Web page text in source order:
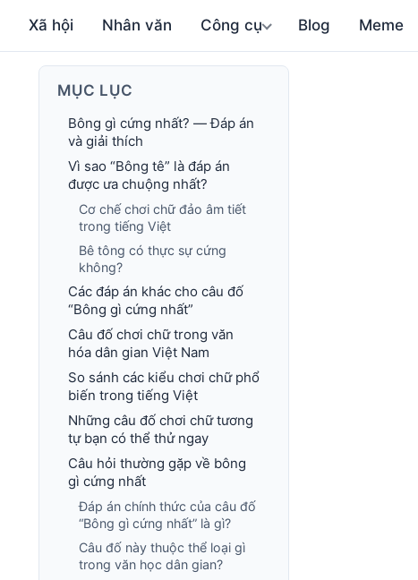
Xã hội Nhân văn Công cụ Blog Meme
MỤC LỤC
Bông gì cứng nhất? — Đáp án
và giải thích
Vì sao “Bông tê” là đáp án
được ưa chuộng nhất?
Cơ chế chơi chữ đảo âm tiết
trong tiếng Việt
Bê tông có thực sự cứng
không?
Các đáp án khác cho câu đố
“Bông gì cứng nhất”
Câu đố chơi chữ trong văn
hóa dân gian Việt Nam
So sánh các kiểu chơi chữ phổ
biến trong tiếng Việt
Những câu đố chơi chữ tương
tự bạn có thể thử ngay
Câu hỏi thường gặp về bông
gì cứng nhất
Đáp án chính thức của câu đố
“Bông gì cứng nhất” là gì?
Câu đố này thuộc thể loại gì
trong văn học dân gian?